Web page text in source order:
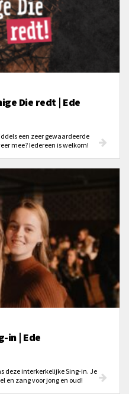
Die redt | Ede
een zeer gewaardeerde
mee? Iedereen is welkom!
in | Ede
deze interkerkelijke Sing-in. Je
en zang voor jong en oud!